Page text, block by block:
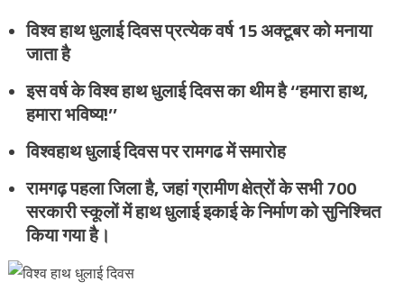
विश्व हाथ धुलाई दिवस प्रत्येक वर्ष 15 अक्टूबर को मनाया
जाता है
इस वर्ष के विश्व हाथ धुलाई दिवस का थीम है‘‘हमारा हाथ,
हमारा भविष्य!’’
विश्वहाथ धुलाई दिवस पर रामगढ में समारोह
रामगढ़ पहला जिला है, जहां ग्रामीण क्षेत्रों के सभी 700
सरकारी स्कूलों में हाथ धुलाई इकाई के निर्माण को सुनिश्चित
किया गया है।